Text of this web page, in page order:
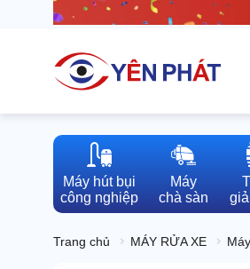
Máy hút bụi
công nghiệp
Máy
chà sàn
Trang chủ MÁY RỬA XE